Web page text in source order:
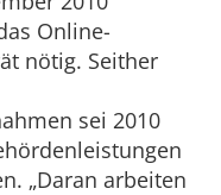
Online-
nötig. Seither
sei 2010
„Daran arbeiten